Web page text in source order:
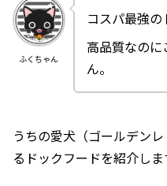
ふくちゃん
コスパ最強の
高品質なのに
ん。
うちの愛犬（ゴールデン
るドックフードを紹介しま